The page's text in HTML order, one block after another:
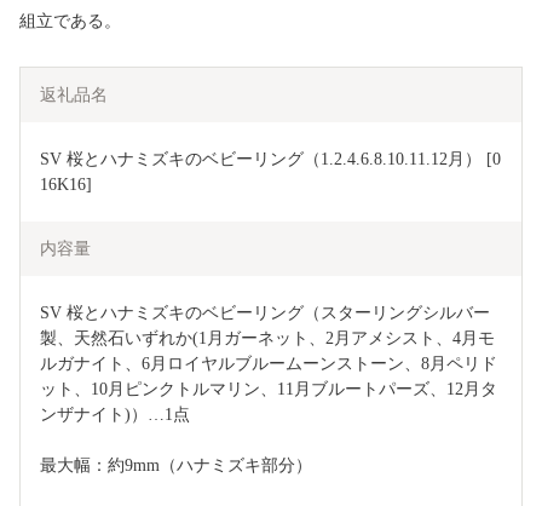
組立である。
返礼品名
SV 桜とハナミズキのベビーリング（1.2.4.6.8.10.11.12月） [0
内容量
SV 桜とハナミズキのベビーリング（スターリングシルバー
製、天然石いずれか(1月ガーネット、2月アメシスト、4月モ
ルガナイト、6月ロイヤルブルームーンストーン、8月ペリド
ット、10月ピンクトルマリン、11月ブルートパーズ、12月タ
ンザナイト)）…1点
最大幅：約9mm（ハナミズキ部分）